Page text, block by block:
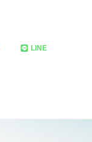
LINE